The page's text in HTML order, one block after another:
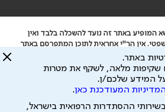
המופיע באתר זה נועד להשכלה בלבד ואין
אין הר"י אחראית לתוכן המתפרסם באתר
נזק שעלול להיגרם.
מידע אישי לצורך מתן השרות וכי חלק ממנו
שלישיים, הכל בכפוף ל
ולתנאי השימוש
באתר.
שקיפות מלאה, לשקף את מטרות
המידע שלכם/ן.
המעודכנת כאן.
ההסתדרות הרפואית בישראל,